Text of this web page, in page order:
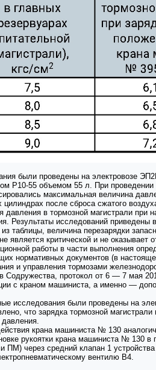
были проведены на электровозе
Р10-55 объемом 55 л. При проведении
максимальная величина
цилиндрах после сброса сжатого
давления в тормозной магистрали при
Результаты исследований приведены
таблицы, величина перезарядки
является критической и не оказывает
работы в части выполнения
нормативных документов (в
и управления тормозами
Содружества, протокол от 6 — 7 мая
с краном машиниста, а именно —
исследования были проведены на
что зарядка тормозной
давления.
крана машиниста № 130
рукоятки крана машиниста № 130 в
ПМ) через средний клапан 1
вентилю В4.